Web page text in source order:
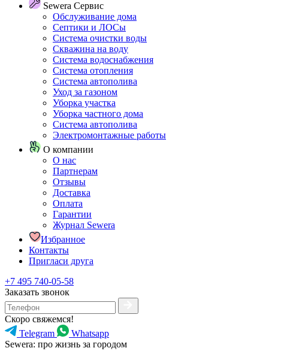
Sewera Сервис
Обслуживание дома
Септики и ЛОСы
Система очистки воды
Скважина на воду
Система водоснабжения
Система отопления
Система автополива
Уход за газоном
Уборка участка
Уборка частного дома
Система автополива
Электромонтажные работы
О компании
О нас
Партнерам
Отзывы
Доставка
Оплата
Гарантии
Журнал Sewera
Избранное
Контакты
Пригласи друга
+7 495 740-05-58
Заказать звонок
Скоро свяжемся!
Telegram
Whatsapp
Sewera: про жизнь за городом